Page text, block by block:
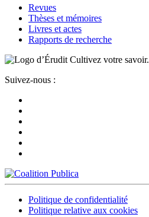
Revues
Thèses et mémoires
Livres et actes
Rapports de recherche
Cultivez votre savoir.
Suivez-nous :
Politique de confidentialité
Politique relative aux cookies